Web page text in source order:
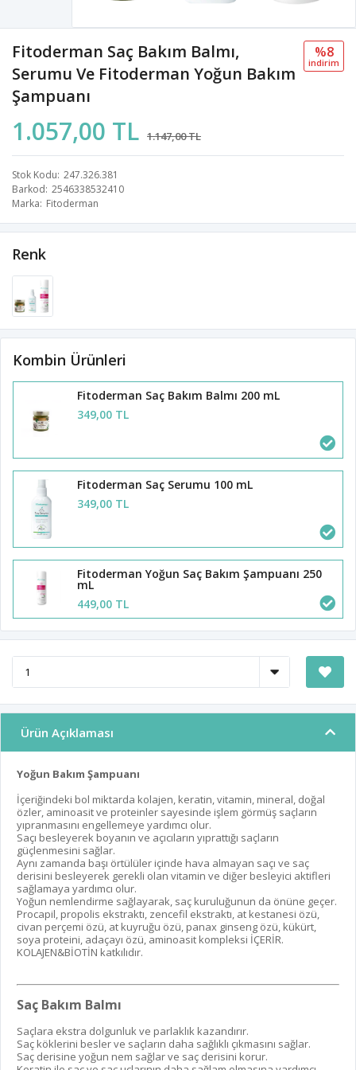
Fitoderman Saç Bakım Balmı,
Serumu Ve Fitoderman Yoğun Bakım
Şampuanı
1.057,00 TL 1.147,00 TL
%8
i̇ndi̇ri̇m
Stok Kodu 247.326.381
Barkod 2546338532410
Marka Fitoderman
Renk
Kombin Ürünleri
Fitoderman Saç Bakım Balmı 200 mL
349,00 TL
Fitoderman Saç Serumu 100 mL
349,00 TL
Fitoderman Yoğun Saç Bakım Şampuanı 250
mL
449,00 TL
Ürün Açıklaması
Yoğun Bakım Şampuanı
İçeriğindeki bol miktarda kolajen, keratin, vitamin, mineral, doğal
özler, aminoasit ve proteinler sayesinde işlem görmüş saçların
yıpranmasını engellemeye yardımcı olur.
Saçı besleyerek boyanın ve açıcıların yıprattığı saçların
güçlenmesini sağlar.
Aynı zamanda başı örtülüler içinde hava almayan saçı ve saç
derisini besleyerek gerekli olan vitamin ve diğer besleyici aktifleri
sağlamaya yardımcı olur.
Yoğun nemlendirme sağlayarak, saç kuruluğunun da önüne geçer.
Procapil, propolis ekstraktı, zencefil ekstraktı, at kestanesi özü,
civan perçemi özü, at kuyruğu özü, panax ginseng özü, kükürt,
soya proteini, adaçayı özü, aminoasit kompleksi İÇERİR.
KOLAJEN&BİOTİN katkılıdır.
Saç Bakım Balmı
Saçlara ekstra dolgunluk ve parlaklık kazandırır.
Saç köklerini besler ve saçların daha sağlıklı çıkmasını sağlar.
Saç derisine yoğun nem sağlar ve saç derisini korur.